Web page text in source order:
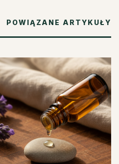
POWIĄZANE ARTYKUŁY